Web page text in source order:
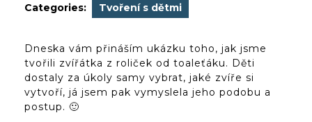
Categories: Tvoření s dětmi
Dneska vám přináším ukázku toho, jak jsme
tvořili zvířátka z roliček od toaleťáku. Děti
dostaly za úkoly samy vybrat, jaké zvíře si
vytvoří, já jsem pak vymyslela jeho podobu a
postup. 🙂